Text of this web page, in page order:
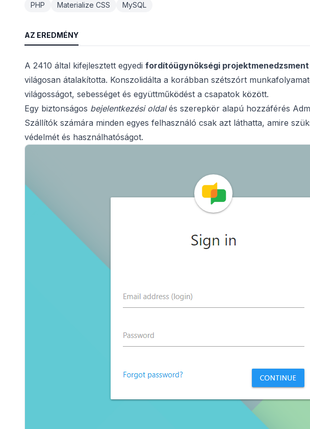
PHP Materialize CSS MySQL
AZ EREDMÉNY
A 2410 által kifejlesztett egyedi fordítóügynökségi
világosan átalakította. Konszolidálta a korábban szétszórt
világosságot, sebességet és együttműködést a csapatok között.
Egy biztonságos bejelentkezési oldalés szerepkör alapú hozzáférés
Szállítók számára minden egyes felhasználó csak azt láthatta, amire
védelmét és használhatóságot.